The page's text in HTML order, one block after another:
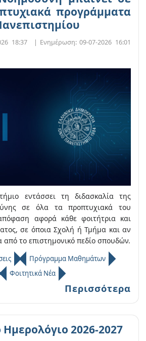
προγράμματα
18:37 | Ενημέρωση: 09-07-2026 16:01
εντάσσει τη διδασκαλία της
σε όλα τα προπτυχιακά του
αφορά κάθε φοιτήτρια και
σε όποια Σχολή ή Τμήμα και αν
από το επιστημονικό πεδίο σπουδών.
Πρόγραμμα Μαθημάτων
Φοιτητικά Νέα
Περισσότερα
2026-2027